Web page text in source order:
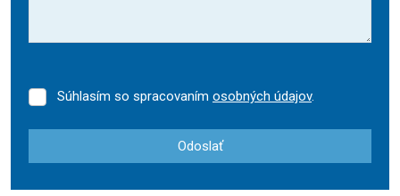
Súhlasím
spracovaním
Súhlasím so spracovaním osobných údajov.
Odoslať